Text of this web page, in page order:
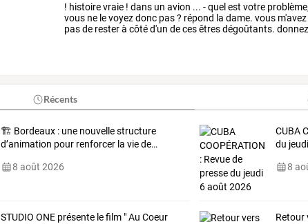
! histoirevraie ! dans un avion ... -quelest votre problème,
vous ne levoyezdonc pas? répond la dame. vous m'avez
pasde resterà côtéd'un decesêtresdégoûtants.
Récents
🏗️ Bordeaux:unenouvellestructure
d’animation pourrenforcerla viede…
8 août 2026
CUBA
du
8
STUDIO ONE présente le film " Au Coeur
Retour